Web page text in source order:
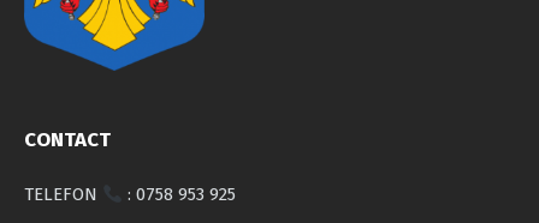
CONTACT
TELEFON : 0758 953 925